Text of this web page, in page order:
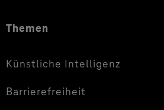
Themen
Künstliche Intelligenz
Barrierefreiheit